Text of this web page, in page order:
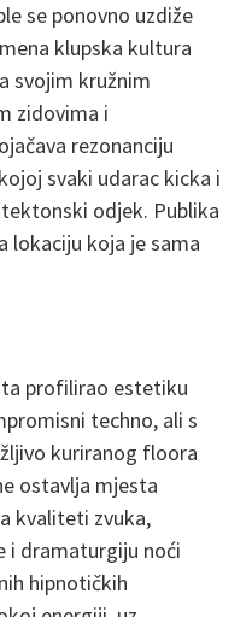
se ponovno uzdiže
klupska kultura
svojim kružnim
zidovima i
rezonanciju
svaki udarac kicka i
odjek. Publika
lokaciju koja je sama
profilirao estetiku
techno, ali s
kuriranog floora
ostavlja mjesta
kvaliteti zvuka,
i dramaturgiju noći
hipnotičkih